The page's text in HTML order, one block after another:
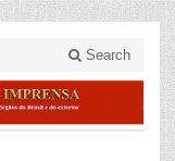
Search